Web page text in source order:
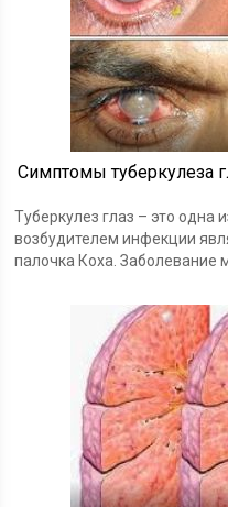
Симптомы туберкулеза
Туберкулез глаз – это одна
возбудителем инфекции
палочка Коха. Заболевание